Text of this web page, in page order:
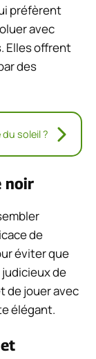
préfèrent
avec
Elles offrent
des
soleil ?
noir
de
éviter que
judicieux de
de jouer avec
élégant.